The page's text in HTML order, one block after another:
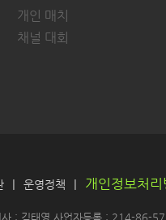
개인 매치
채널 대회
| 운영정책 | 개인정보처
사 : 김태영 사업자등록 : 214-86-